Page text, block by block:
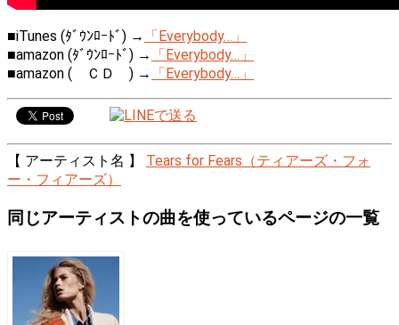
■iTunes (ﾀﾞｳﾝﾛｰﾄﾞ) →
「Everybody…」
■amazon (ﾀﾞｳﾝﾛｰﾄﾞ) →
「Everybody…」
■amazon ( ＣＤ ) →
「Everybody…」
【 アーティスト名 】 Tears for Fears（ティアーズ・フォ
ー・フィアーズ）
同じアーティストの曲を使っているページの一覧